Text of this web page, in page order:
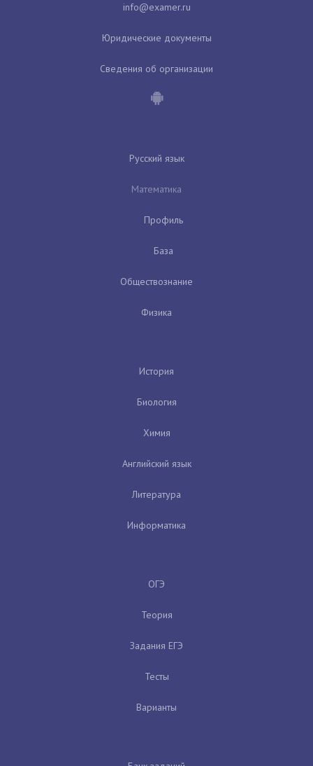
Юридические документы
Сведения об организации
Русский язык
Математика
Профиль
База
Обществознание
Физика
История
Биология
Химия
Английский язык
Литература
Информатика
ОГЭ
Теория
Задания ЕГЭ
Тесты
Варианты